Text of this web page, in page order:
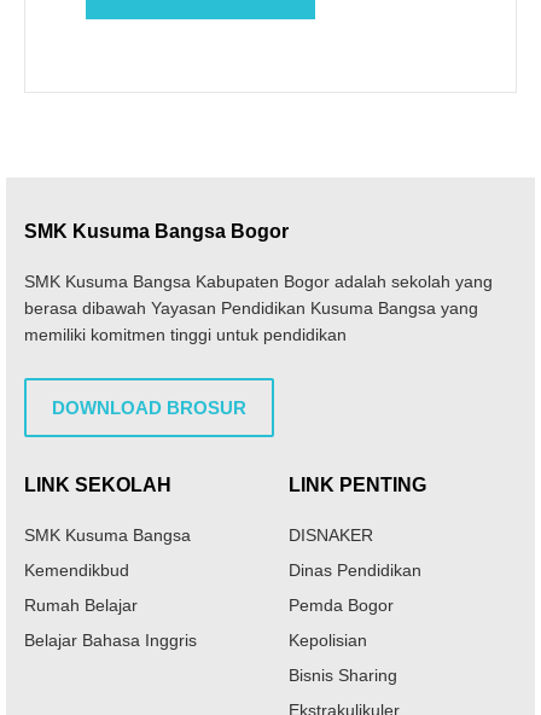
SMK Kusuma Bangsa Bogor
SMK Kusuma Bangsa Kabupaten Bogor adalah sekolah yang
berasa dibawah Yayasan Pendidikan Kusuma Bangsa yang
memiliki komitmen tinggi untuk pendidikan
DOWNLOAD BROSUR
LINK SEKOLAH
SMK Kusuma Bangsa
Kemendikbud
Rumah Belajar
Belajar Bahasa Inggris
LINK PENTING
DISNAKER
Dinas Pendidikan
Pemda Bogor
Kepolisian
Bisnis Sharing
Ekstrakulikuler